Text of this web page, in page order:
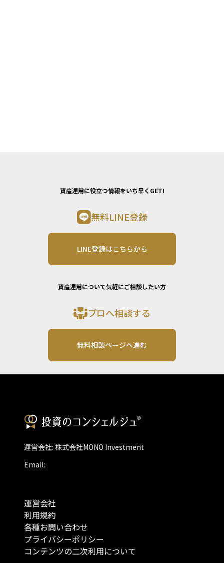
資産運用に役立つ情報をいち早くGET!
無料LINE登録
LINE登録はこちらから
資産運用について気軽にご相談したい方
プロへ相談する
無料相談ページへ進む
運営会社: 株式会社MONO Investment
Email:
運営会社
利用規約
各種お問い合わせ
プライバシーポリシー
コンテンツの二次利用について